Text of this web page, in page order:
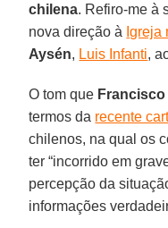
chilena. Refiro-me à
nova direção à Igreja
Aysén, Luis Infanti,
O tom que Francisco
termos da recente
chilenos, na qual os
ter “incorrido em
percepção da
informações